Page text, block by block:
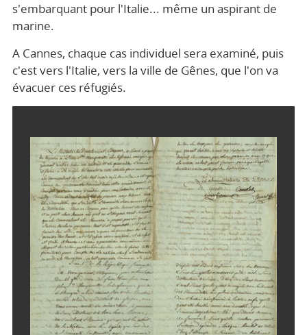
s'embarquant pour l'Italie... même un aspirant de
marine.
A Cannes, chaque cas individuel sera examiné, puis
c'est vers l'Italie, vers la ville de Gênes, que l'on va
évacuer ces réfugiés.